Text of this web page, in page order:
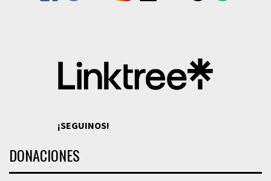
¡SEGUINOS!
DONACIONES